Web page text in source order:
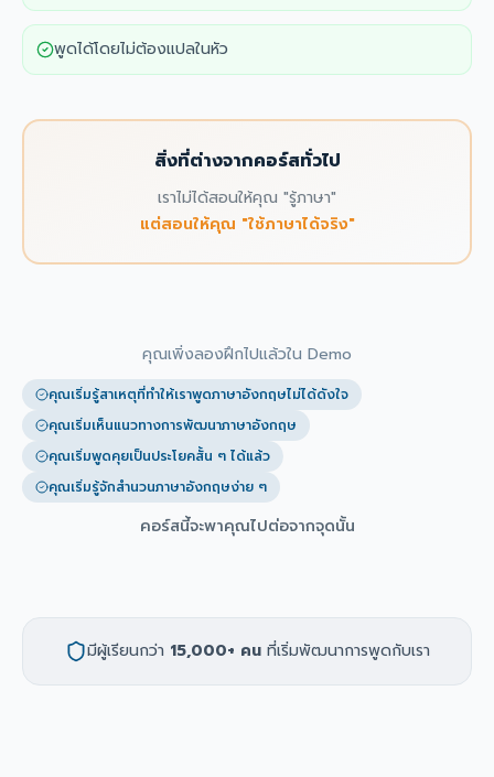
พูดได้โดยไม่ต้องแปลในหัว
สิ่งที่ต่างจากคอร์สทั่วไป
เราไม่ได้สอนให้คุณ "รู้ภาษา"
แต่สอนให้คุณ "ใช้ภาษาได้จริง"
คุณเพิ่งลองฝึกไปแล้วใน Demo
คุณเริ่มรู้สาเหตุที่ทำให้เราพูดภาษาอังกฤษไม่ได้ดังใจ
คุณเริ่มเห็นแนวทางการพัฒนาภาษาอังกฤษ
คุณเริ่มพูดคุยเป็นประโยคสั้น ๆ ได้แล้ว
คุณเริ่มรู้จักสำนวนภาษาอังกฤษง่าย ๆ
คอร์สนี้จะพาคุณไปต่อจากจุดนั้น
มีผู้เรียนกว่า 15,000+ คนที่เริ่มพัฒนาการพูดกับเรา